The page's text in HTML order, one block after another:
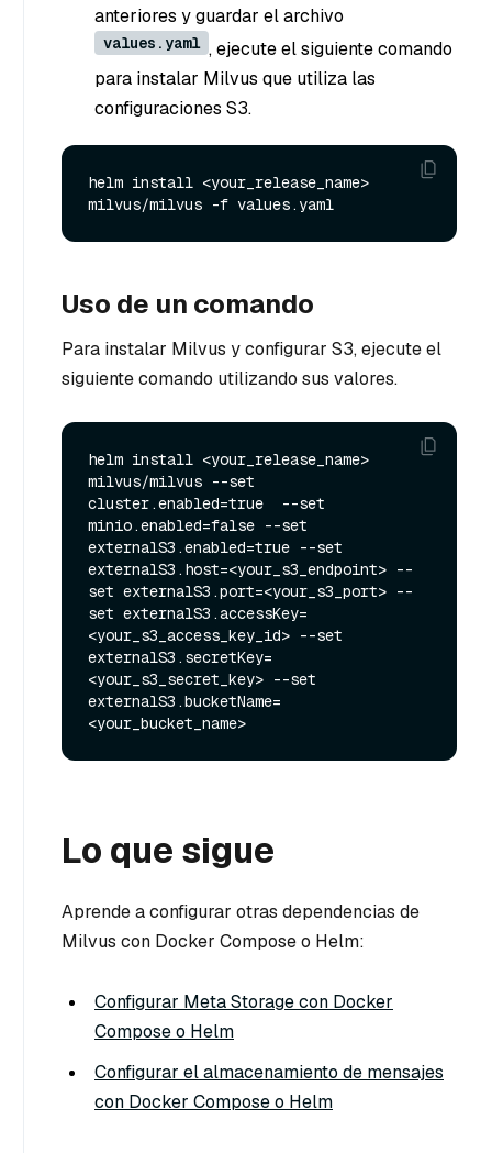
anteriores y guardar el archivo
values.yaml , ejecute el siguiente comando
para instalar Milvus que utiliza las
configuraciones S3.
helm install <your_release_name>
Uso de un comando
Para instalar Milvus y configurar S3, ejecute el
siguiente comando utilizando sus valores.
helm install <your_release_name>
milvus/milvus --set
cluster.enabled=true  --set
minio.enabled=false --set
externalS3.enabled=true --set
externalS3.host=<your_s3_endpoint> --
set externalS3.port=<your_s3_port> --
set externalS3.accessKey=
<your_s3_access_key_id> --set
externalS3.secretKey=
<your_s3_secret_key> --set
externalS3.bucketName=
Lo que sigue
Aprende a configurar otras dependencias de
Milvus con Docker Compose o Helm:
Configurar Meta Storage con Docker
Compose o Helm
Configurar el almacenamiento de mensajes
con Docker Compose o Helm